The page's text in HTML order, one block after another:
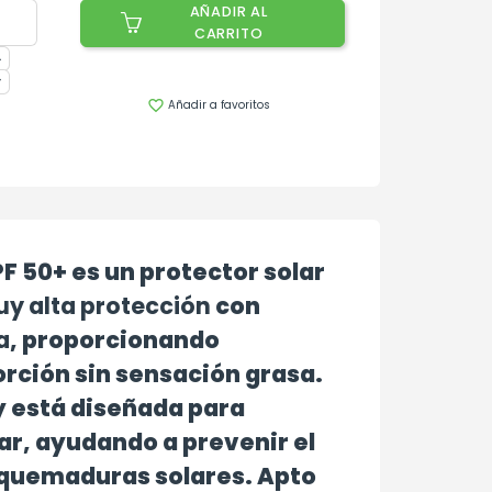
AÑADIR AL
CARRITO
 Añadir a favoritos
50+ es un protector solar
alta protección con
, proporcionando
sin sensación grasa.
está diseñada para
ayudando a prevenir el
solares. Apto